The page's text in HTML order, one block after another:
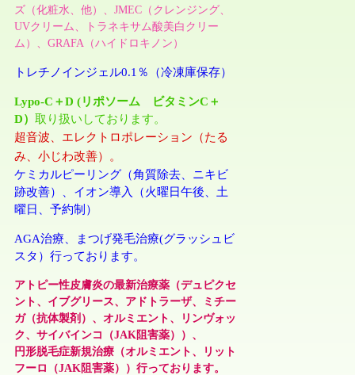
ズ （化粧水、他）、JMEC （クレンジング、
UVクリーム、トラネキサム酸美白クリー
ム ） 、GRAFA（ハイドロキノン）
トレチノインジェル0.1％（冷凍庫保存）
Lypo-C＋D (リポソーム ビタミンC＋
D） 取り扱いしております。
超音波、エレクトロポレーション（たる
み、小じわ改善）。
ケミカルピーリング（角質除去、ニキビ
跡改善）、イオン導入
（火曜日午後、土
曜日、予約制）
AGA治療、まつげ発毛治療(グラッシュビ
スタ）行っております。
アトピー性皮膚炎の最新治療薬（デュピクセ
ント、イブグリース、アドトラーザ、ミチー
ガ（抗体製剤）、オルミエント、リンヴォッ
ク、サイバインコ（JAK阻害薬））、
円形脱毛症新規治療（オルミエント、リット
フーロ（JAK阻害薬））行っております。